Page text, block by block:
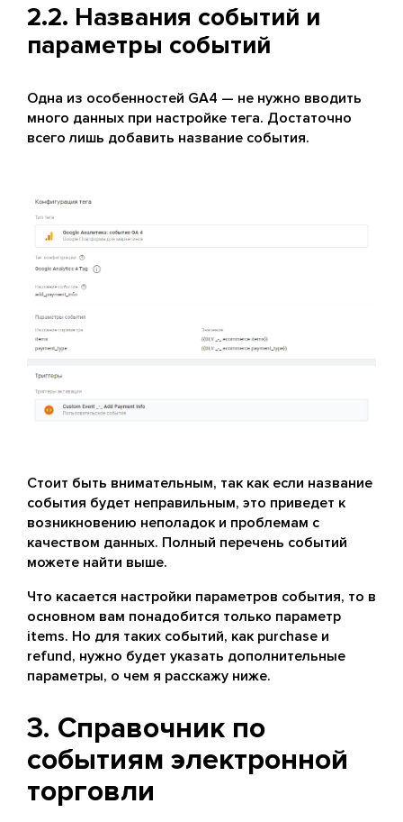
2.2. Названия событий и
параметры событий
Одна из особенностей GA4 — не нужно вводить
много данных при настройке тега. Достаточно
всего лишь добавить название события.
Стоит быть внимательным, так как если название
события будет неправильным, это приведет к
возникновению неполадок и проблемам с
качеством данных. Полный перечень событий
можете найти выше.
Что касается настройки параметров события, то в
основном вам понадобится только параметр
items. Но для таких событий, как purchase и
refund, нужно будет указать дополнительные
параметры, о чем я расскажу ниже.
3. Справочник по
событиям электронной
торговли